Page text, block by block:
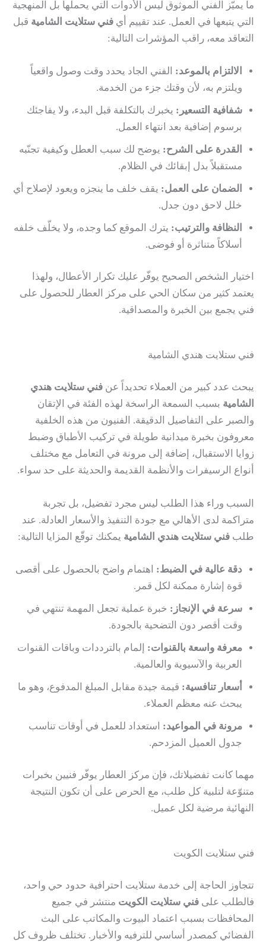
ما يميّز الفني الموثوق ليس الأدوات التي يحملها بل المنهجية
التي يتبعها في العمل. عند تقييم أي فني ستلايت الشامية قبل
التعاقد معه، راقب المؤشرات التالية:
الالتزام بالموعد: الفني الجاد يحدد وقت وصول واقعياً
ويلتزم به، لأن وقتك جزء من الخدمة.
شفافية التسعير: يخبرك بالتكلفة قبل البدء، ولا يفاجئك
برسوم إضافية بعد انتهاء العمل.
القدرة على الشرح: يوضح لك سبب العطل وكيفية تجنّبه
مستقبلاً بدل إبقائك في الظلام.
الضمان على العمل: يقف خلف ما ينجزه ويعود لإصلاح أي
خلل لاحق دون جدل.
النظافة والترتيب: يترك الموقع كما وجده، ولا يخلّف خلفه
أسلاكاً متناثرة أو فوضى.
اختيار الشخص الصحيح يوفّر عليك تكرار الأعطال، ولهذا
يعتمد كثير من سكان الحي على مركز العطار للحصول على
فني يجمع بين الخبرة والمصداقية.
فني ستلايت هندي الشامية
يبحث عدد كبير من العملاء تحديداً عن فني ستلايت هندي
الشامية بسبب السمعة الراسخة لهذه الفئة في الإتقان
والصبر على التفاصيل الدقيقة. الفنيون من هذه الخلفية
معروفون بخبرة ميدانية طويلة في تركيب الأطباق وضبط
زوايا الاستقبال، إضافة إلى مرونة في التعامل مع مختلف
أنواع الرسيفرات والأنظمة القديمة والحديثة على حد سواء.
السبب وراء هذا الطلب ليس مجرد تفضيل، بل تجربة
متراكمة لدى الأهالي مع جودة التنفيذ والأسعار العادلة. عند
طلب فني ستلايت هندي الشامية يمكنك توقّع المزايا التالية:
دقة عالية في الضبط: اهتمام واضح بالحصول على أقصى
قوة إشارة ممكنة لكل قمر.
سرعة في الإنجاز: خبرة عملية تجعل المهمة تنتهي في
وقت أقصر دون التضحية بالجودة.
معرفة واسعة بالقنوات: إلمام بالترددات وباقات القنوات
العربية والآسيوية والعالمية.
أسعار تنافسية: قيمة جيدة مقابل المبلغ المدفوع، وهو ما
يبحث عنه معظم العملاء.
مرونة في المواعيد: استعداد للعمل في أوقات تناسب
جدول العميل المزدحم.
مهما كانت تفضيلاتك، فإن مركز العطار يوفّر فنيين بخبرات
متنوّعة لتلبية كل طلب، مع الحرص على أن تكون النتيجة
النهائية مرضية لكل عميل.
فني ستلايت الكويت
تتجاوز الحاجة إلى خدمة ستلايت احترافية حدود حي واحد،
فالطلب على فني ستلايت الكويت منتشر في جميع
المحافظات بسبب اعتماد البيوت والمكاتب على البث
الفضائي كمصدر أساسي للترفيه والأخبار. تختلف ظروف كل